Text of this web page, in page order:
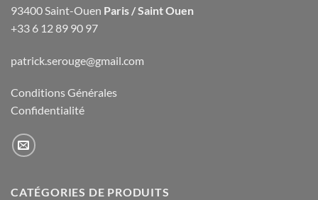
93400 Saint-Ouen Paris / Saint Ouen
+33 6 12 89 90 97
patrick.serouge@gmail.com
Conditions Générales
Confidentialité
CATÉGORIES DE PRODUITS